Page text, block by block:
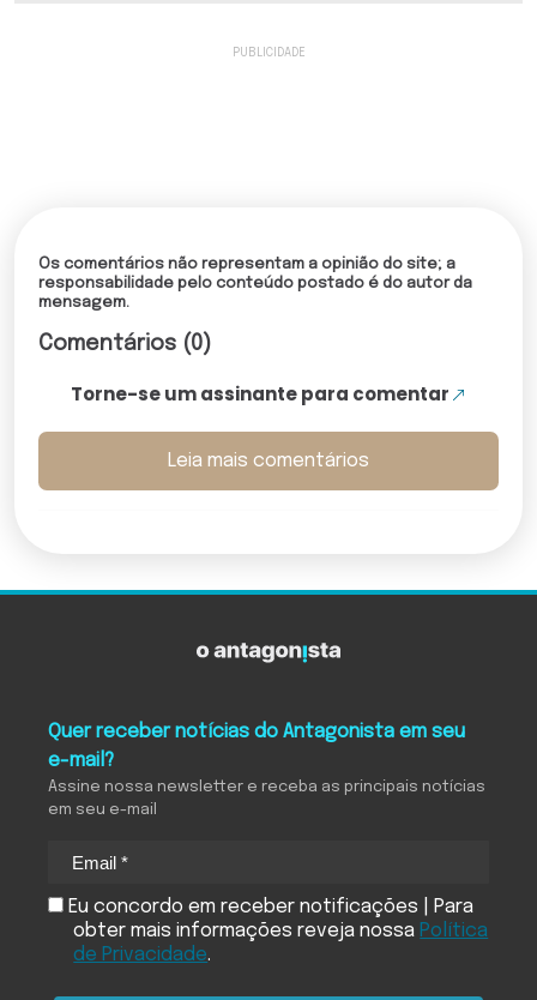
Os comentários não representam a opinião do site; a
responsabilidade pelo conteúdo postado é do autor da
mensagem.
Comentários (0)
Torne-se um assinante para comentar
Leia mais comentários
Quer receber notícias do Antagonista em seu
e-mail?
Assine nossa newsletter e receba as principais notícias
em seu e-mail
Eu concordo em receber notificações | Para
obter mais informações reveja nossa Política
de Privacidade.